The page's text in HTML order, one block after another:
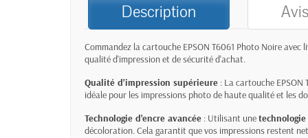
Description
Commandez la cartouche EPSON T6061 Photo Noireavec
qualité d'impression et de sécurité d'achat.
Qualité d'impression supérieure : La cartouche
idéale pour les impressions photo de haute qualité et les
Technologie d'encre avancée : Utilisant une
décoloration. Cela garantit que vos impressions restent